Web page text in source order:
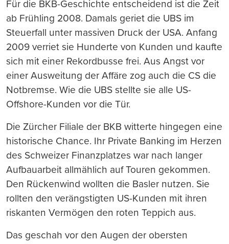
Für die BKB-Geschichte entscheidend ist die Zeit
ab Frühling 2008. Damals geriet die UBS im
Steuerfall unter massiven Druck der USA. Anfang
2009 verriet sie Hunderte von Kunden und kaufte
sich mit einer Rekordbusse frei. Aus Angst vor
einer Ausweitung der Affäre zog auch die CS die
Notbremse. Wie die UBS stellte sie alle US-
Offshore-Kunden vor die Tür.
Die Zürcher Filiale der BKB witterte hingegen eine
historische Chance. Ihr Private Banking im Herzen
des Schweizer Finanzplatzes war nach langer
Aufbauarbeit allmählich auf Touren gekommen.
Den Rückenwind wollten die Basler nutzen. Sie
rollten den verängstigten US-Kunden mit ihren
riskanten Vermögen den roten Teppich aus.
Das geschah vor den Augen der obersten